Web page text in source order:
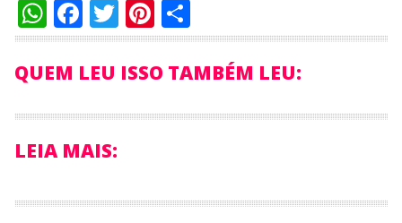
WhatsApp
Facebook
Twitter
Pinterest
Compartilhar
QUEM LEU ISSO TAMBÉM LEU:
LEIA MAIS: